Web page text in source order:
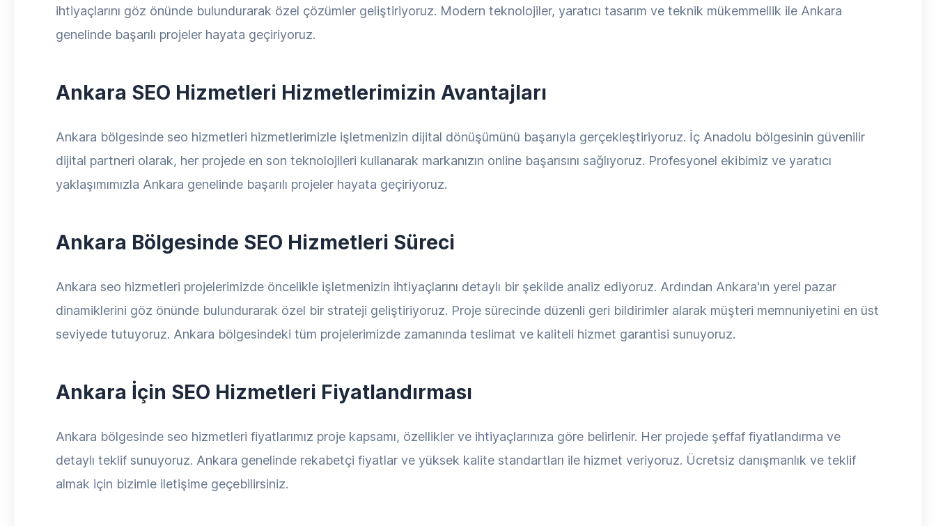
ihtiyaçlarını göz önünde bulundurarak özel çözümler geliştiriyoruz. Modern teknolojiler, yaratıcı tasarım ve teknik mükemmellik ile Ankara
genelinde başarılı projeler hayata geçiriyoruz.
Ankara SEO Hizmetleri Hizmetlerimizin Avantajları
Ankara bölgesinde seo hizmetleri hizmetlerimizle işletmenizin dijital dönüşümünü başarıyla gerçekleştiriyoruz. İç Anadolu bölgesinin güvenilir
dijital partneri olarak, her projede en son teknolojileri kullanarak markanızın online başarısını sağlıyoruz. Profesyonel ekibimiz ve yaratıcı
yaklaşımımızla Ankara genelinde başarılı projeler hayata geçiriyoruz.
Ankara Bölgesinde SEO Hizmetleri Süreci
Ankara seo hizmetleri projelerimizde öncelikle işletmenizin ihtiyaçlarını detaylı bir şekilde analiz ediyoruz. Ardından Ankara'ın yerel pazar
dinamiklerini göz önünde bulundurarak özel bir strateji geliştiriyoruz. Proje sürecinde düzenli geri bildirimler alarak müşteri memnuniyetini en üst
seviyede tutuyoruz. Ankara bölgesindeki tüm projelerimizde zamanında teslimat ve kaliteli hizmet garantisi sunuyoruz.
Ankara İçin SEO Hizmetleri Fiyatlandırması
Ankara bölgesinde seo hizmetleri fiyatlarımız proje kapsamı, özellikler ve ihtiyaçlarınıza göre belirlenir. Her projede şeffaf fiyatlandırma ve
detaylı teklif sunuyoruz. Ankara genelinde rekabetçi fiyatlar ve yüksek kalite standartları ile hizmet veriyoruz. Ücretsiz danışmanlık ve teklif
almak için bizimle iletişime geçebilirsiniz.